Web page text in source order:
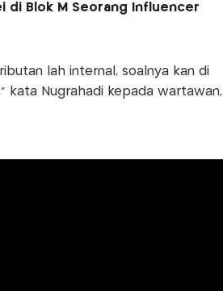
di Blok M Seorang Influencer
lah internal, soalnya kan di
kata Nugrahadi kepada wartawan,